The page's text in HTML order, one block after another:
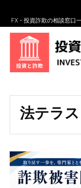
FX・投資詐欺の相談窓口
法テラス